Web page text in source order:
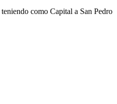
como Capital a San Pedro